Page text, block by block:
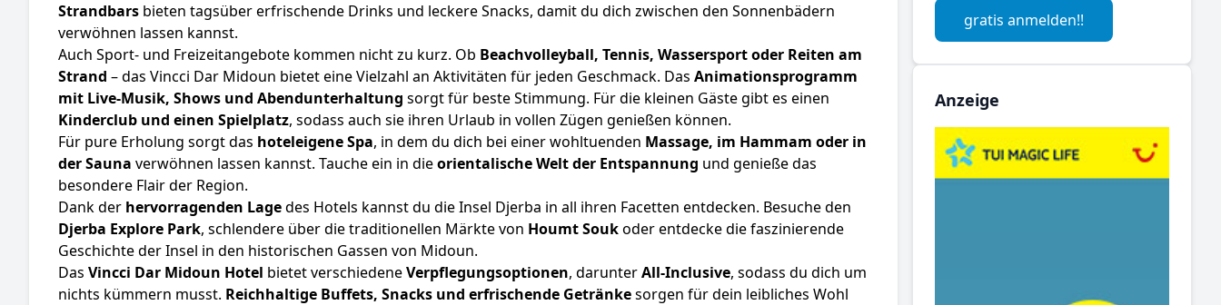
Strandbars bieten tagsüber erfrischende Drinks und leckere Snacks, damit du dich zwischen den Sonnenbädern
verwöhnen lassen kannst.
Auch Sport- und Freizeitangebote kommen nicht zu kurz. Ob Beachvolleyball, Tennis, Wassersport oder Reiten am
Strand – das Vincci Dar Midoun bietet eine Vielzahl an Aktivitäten für jeden Geschmack. Das Animationsprogramm
mit Live-Musik, Shows und Abendunterhaltung sorgt für beste Stimmung. Für die kleinen Gäste gibt es einen
Kinderclub und einen Spielplatz, sodass auch sie ihren Urlaub in vollen Zügen genießen können.
Für pure Erholung sorgt das hoteleigene Spa, in dem du dich bei einer wohltuenden Massage, im Hammam oder in
der Sauna verwöhnen lassen kannst. Tauche ein in dieorientalische Welt der Entspannung und genieße das
besondere Flair der Region.
Dank der hervorragenden Lagedes Hotels kannst du die Insel Djerba in all ihren Facetten entdecken. Besuche den
Djerba Explore Park, schlendere über die traditionellen Märkte von Houmt Soukoder entdecke die faszinierende
Geschichte der Insel in den historischen Gassen von Midoun.
Das Vincci Dar Midoun Hotel bietet verschiedeneVerpflegungsoptionen, darunterAll-Inclusive, sodass du dich um
nichts kümmern musst. Reichhaltige Buffets, Snacks und erfrischende Getränkesorgen für dein leibliches Wohl
gratis anmelden!!
Anzeige